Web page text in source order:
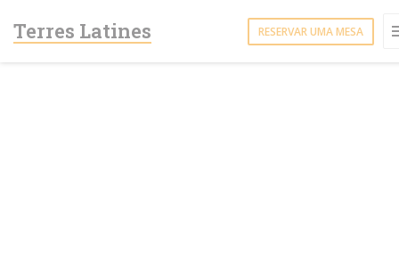
Terres Latines RESERVAR UMA MESA